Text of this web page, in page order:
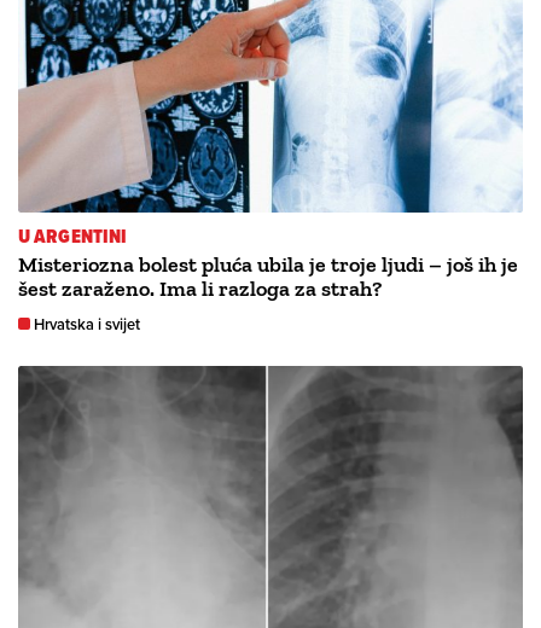
U ARGENTINI
Misteriozna bolest pluća ubila je troje ljudi – još ih je
šest zaraženo. Ima li razloga za strah?
Hrvatska i svijet